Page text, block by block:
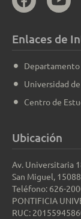
Enlaces de
Universidad
Centro de
Ubicación
Av. Universitaria
San Miguel,
Teléfono: 626-
PONTIFICIA
RUC: